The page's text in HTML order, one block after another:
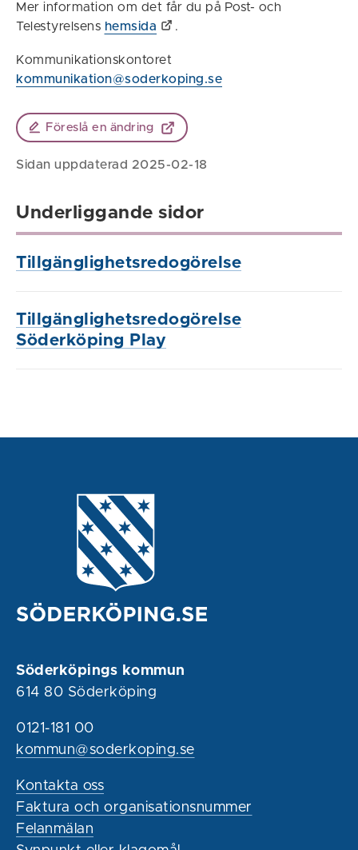
Mer information om det får du på Post- och
Telestyrelsens hemsida .
Kommunikationskontoret
kommunikation@soderkoping.se
Föreslå en ändring
Sidan uppdaterad 2025-02-18
Underliggande sidor
Tillgänglighetsredogörelse
Tillgänglighetsredogörelse
Söderköping Play
Söderköpings kommun
614 80 Söderköping
0121-181 00
kommun@soderkoping.se
Kontakta oss
Faktura och organisationsnummer
Felanmälan